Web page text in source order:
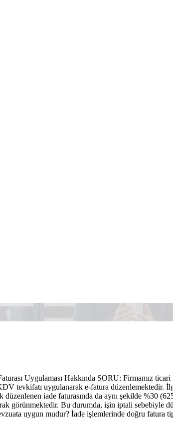
Uygulaması Hakkında SORU: Firmamız ticari
tevkifatı uygulanarak e-fatura düzenlemektedir.
düzenlenen iade faturasında da aynı şekilde %30
görünmektedir. Bu durumda, işin iptali sebebiyle
uygun mudur? İade işlemlerinde doğru fatura